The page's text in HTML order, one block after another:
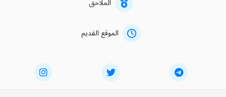
الملاحق
الموقع القديم